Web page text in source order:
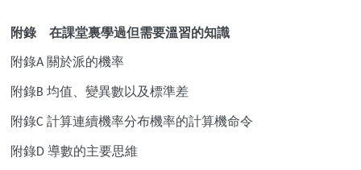
附錄 在課堂裏學過但需要溫習的知識
附錄A 關於派的機率
附錄B 均值、變異數以及標準差
附錄C 計算連續機率分布機率的計算機命令
附錄D 導數的主要思維